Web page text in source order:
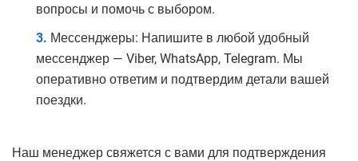
вопросы и помочь с выбором.
Мессенджеры: Напишите в любой удобный
мессенджер — Viber, WhatsApp, Telegram. Мы
оперативно ответим и подтвердим детали вашей
поездки.
Наш менеджер свяжется с вами для подтверждения